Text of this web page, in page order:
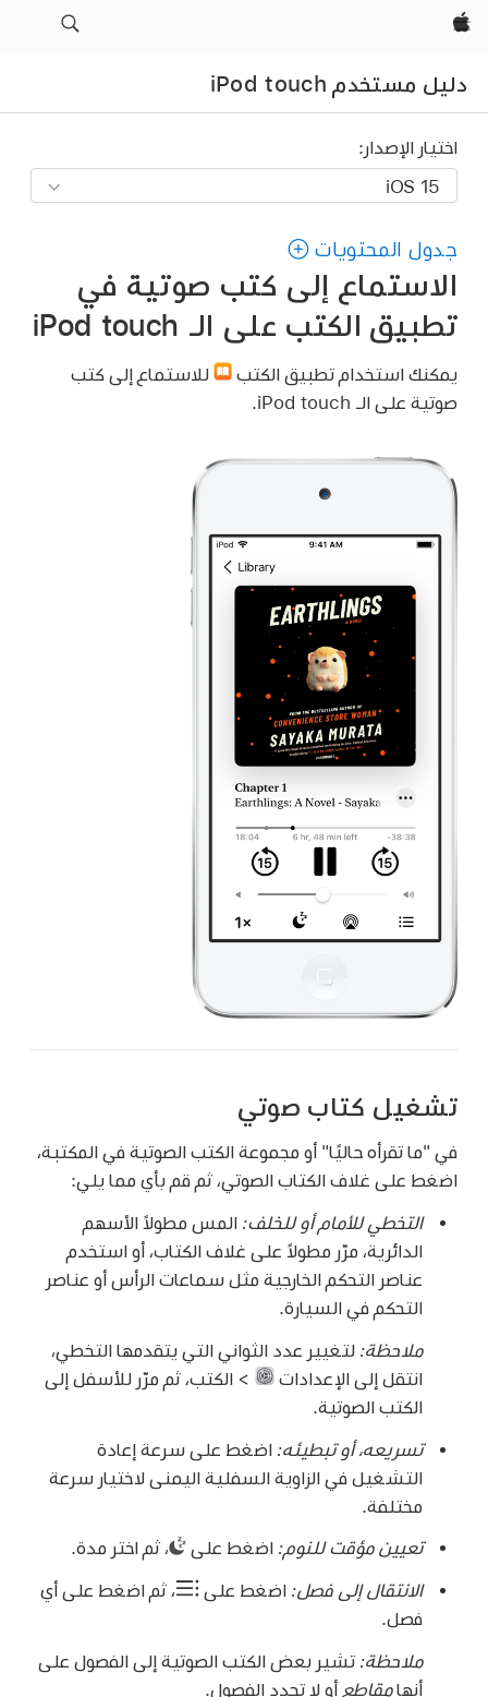
Apple‏
دليل مستخدم iPod touch
اختيار الإصدار:
جدول المحتويات
الاستماع إلى كتب صوتية في
تطبيق الكتب على الـ iPod touch
يمكنك استخدام تطبيق الكتب
للاستماع إلى كتب
صوتية على الـ iPod touch.
تشغيل كتاب صوتي
في "ما تقرأه حاليًا" أو مجموعة الكتب الصوتية في المكتبة،
اضغط على غلاف الكتاب الصوتي، ثم قم بأي مما يلي:
التخطي للأمام أو للخلف: المس مطولاً الأسهم
الدائرية، مرّر مطولاً على غلاف الكتاب، أو استخدم
عناصر التحكم الخارجية مثل سماعات الرأس أو عناصر
التحكم في السيارة.
ملاحظة:لتغيير عدد الثواني التي يتقدمها التخطي،
انتقل إلى الإعدادات
> الكتب، ثم مرّر للأسفل إلى
الكتب الصوتية.
تسريعه، أو تبطيئه: اضغط على سرعة إعادة
التشغيل في الزاوية السفلية اليمنى لاختيار سرعة
مختلفة.
تعيين مؤقت للنوم: اضغط على ، ثم اختر مدة.
الانتقال إلى فصل: اضغط على ،ثم اضغط على أي
فصل.
ملاحظة:تشير بعض الكتب الصوتية إلى الفصول على
أنهامقاطع أو لا تحدد الفصول.